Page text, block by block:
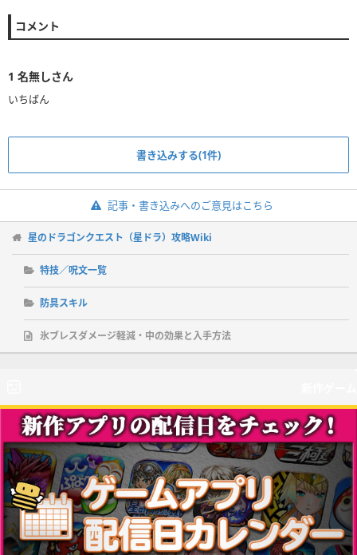
コメント
1 名無しさん
書き込みする(1件)
記事・書き込みへのご意見はこちら
星のドラゴンクエスト（星ドラ）攻略Wiki
特技／呪文一覧
防具スキル
氷ブレスダメージ軽減・中の効果と入手方法